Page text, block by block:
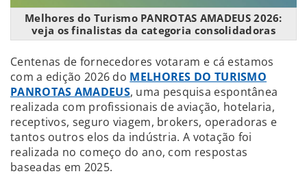
Melhores do Turismo PANROTAS AMADEUS 2026:
veja os finalistas da categoria consolidadoras
Centenas de fornecedores votaram e cá estamos
com a edição 2026 do MELHORES DO TURISMO
PANROTAS AMADEUS, uma pesquisa espontânea
realizada com profissionais de aviação, hotelaria,
receptivos, seguro viagem, brokers, operadoras e
tantos outros elos da indústria. A votação foi
realizada no começo do ano, com respostas
baseadas em 2025.